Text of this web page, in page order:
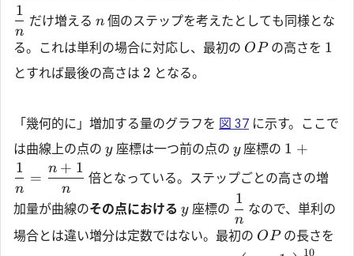
n
1
だけ増える n個のステップを考えたとしても同様とな
る。これは単利の場合に対応し、最初の OPの高さを 1
とすれば最後の高さは 2 となる。
「幾何的に」増加する量のグラフを 図 37 に示す。ここで
は曲線上の点の y座標は一つ前の点の y座標の 1 +
n
1
=
n
n + 1
倍となっている。ステップごとの高さの増
加量が曲線のその点における y座標の
n
1
なので、単利の
場合とは違い増分は定数ではない。最初の OPの長さを
10